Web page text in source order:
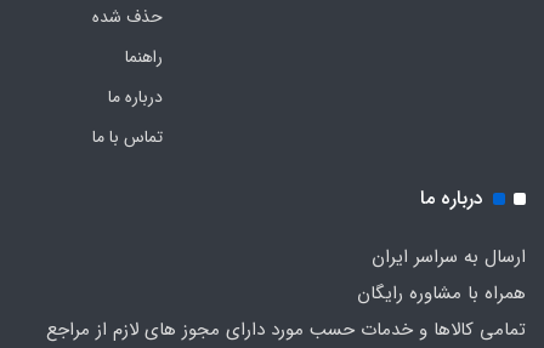
حذف شده
راهنما
درباره ما
تماس با ما
درباره ما
ارسال به سراسر ایران
همراه با مشاوره رایگان
تمامی کالاها و خدمات حسب مورد دارای مجوز های لازم از مراجع